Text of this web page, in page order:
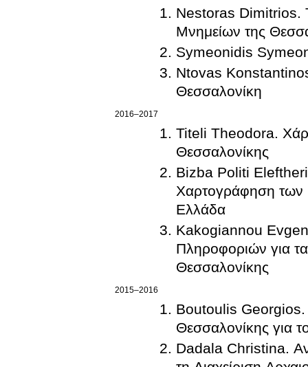
Nestoras Dimitrios.
Μνημείων της
Symeonidis
Ntovas
Θεσσαλονίκη
2016–2017
Titeli Theodora.
Θεσσαλονίκης
Bizba Politi
Χαρτογράφηση των
Ελλάδα
Kakogiannou
Πληροφοριών για τα
Θεσσαλονίκης
2015–2016
Boutoulis
Θεσσαλονίκης για
Dadala Christina.